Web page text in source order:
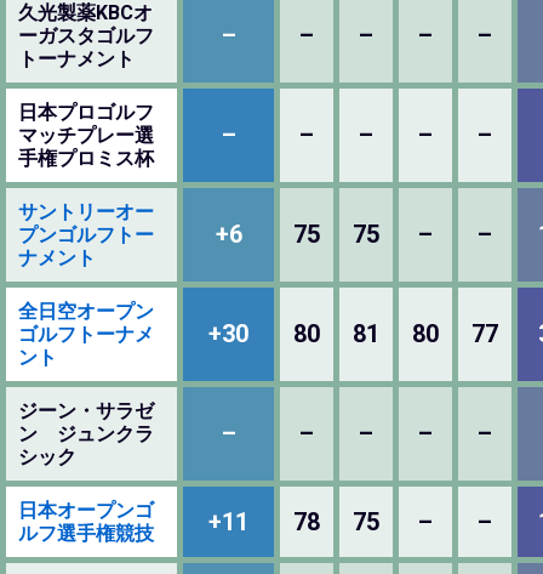
久光製薬KBCオ
ーガスタゴルフ
トーナメント
– – – – –
日本プロゴルフ
マッチプレー選
手権プロミス杯
– – – – –
サントリーオー
プンゴルフトー
ナメント
+6 75 75 – –
全日空オープン
ゴルフトーナメ
ント
+30 80 81 80 77
ジーン・サラゼ
ン ジュンクラ
シック
– – – – –
日本オープンゴ
ルフ選手権競技
+11 78 75 – –